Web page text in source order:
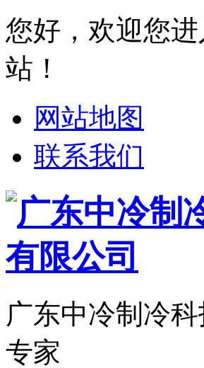
您好，欢迎您
站！
网站地图
联系我们
广东中冷制冷
专家